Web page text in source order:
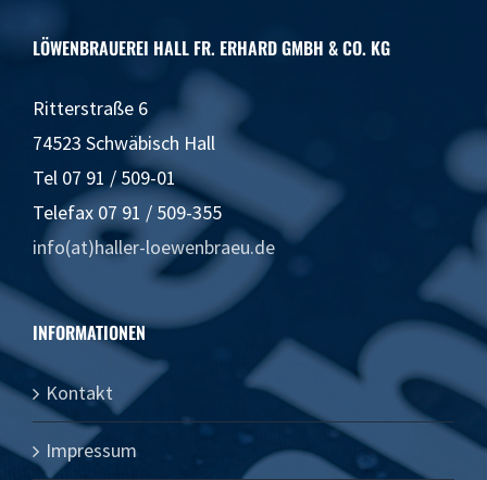
LÖWENBRAUEREI HALL FR. ERHARD GMBH & CO. KG
Ritterstraße 6
74523 Schwäbisch Hall
Tel 07 91 / 509-01
Telefax 07 91 / 509-355
info(at)haller-loewenbraeu.de
INFORMATIONEN
Kontakt
Impressum